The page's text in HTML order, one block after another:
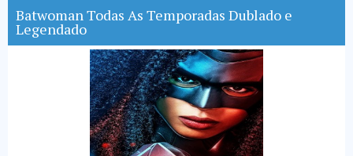
Batwoman Todas As Temporadas Dublado e
Legendado